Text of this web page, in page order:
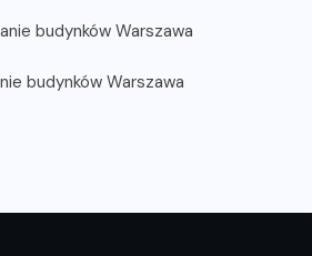
budynków Warszawa